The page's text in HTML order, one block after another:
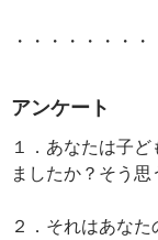
・・・・・・・・
アンケート
１．あなたは子
ましたか？そう
２．それはあな